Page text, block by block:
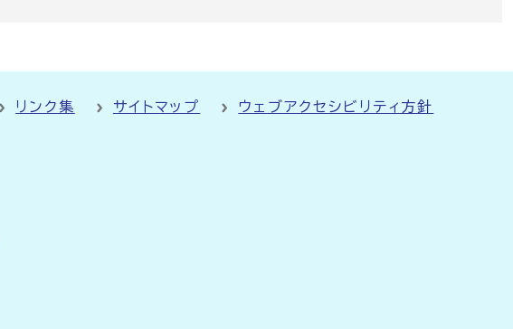
リンク集 サイトマップ ウェブアクセシビリティ方針